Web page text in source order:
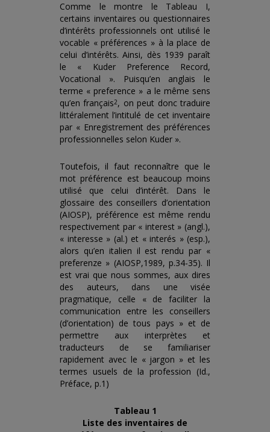
Comme le montre le Tableau I,
certains inventaires ou questionnaires
d’intérêts professionnels ont utilisé le
vocable « préférences » à la place de
celui d’intérêts. Ainsi, dès 1939 paraît
le « Kuder Preference Record,
Vocational ». Puisqu’en anglais le
terme « preference » a le même sens
qu’en français2, on peut donc traduire
littéralement l’intitulé de cet inventaire
par « Enregistrement des préférences
professionnelles selon Kuder ».
Toutefois, il faut reconnaître que le
mot préférence est beaucoup moins
utilisé que celui d’intérêt. Dans le
glossaire des conseillers d’orientation
(AIOSP), préférence est même rendu
respectivement par « interest » (angl.),
« interesse » (al.) et « interés » (esp.),
alors qu’en italien il est rendu par «
preferenze » (AIOSP,1989, p.34-35). Il
est vrai que nous sommes, aux dires
des auteurs, dans une visée
pragmatique, celle « de faciliter la
communication entre les conseillers
(d’orientation) de tous pays » et de
permettre aux interprètes et
traducteurs de se familiariser
rapidement avec le « jargon » et les
termes usuels de la profession (Id.,
Préface, p.1)
Tableau 1
Liste des inventaires de